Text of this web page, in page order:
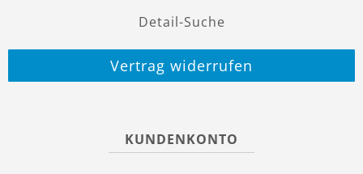
Detail-Suche
Vertrag widerrufen
KUNDENKONTO